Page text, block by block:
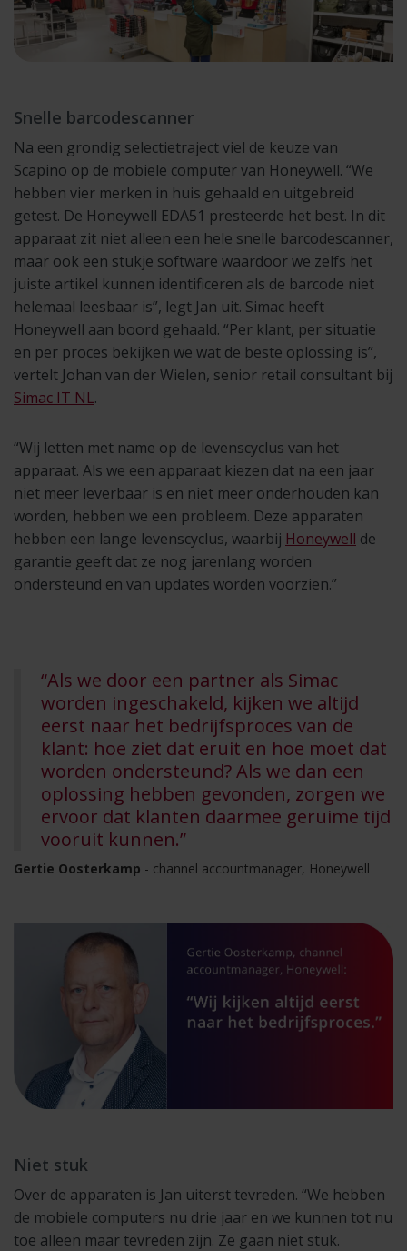
Snelle barcodescanner
Na een grondig selectietraject viel de keuze van
Scapino op de mobiele computer van Honeywell. “We
hebben vier merken in huis gehaald en uitgebreid
getest. De Honeywell EDA51 presteerde het best. In dit
apparaat zit niet alleen een hele snelle barcodescanner,
maar ook een stukje software waardoor we zelfs het
juiste artikel kunnen identificeren als de barcode niet
helemaal leesbaar is”, legt Jan uit. Simac heeft
Honeywell aan boord gehaald. “Per klant, per situatie
en per proces bekijken we wat de beste oplossing is”,
vertelt Johan van der Wielen, senior retail consultant bij
Simac IT NL.
“Wij letten met name op de levenscyclus van het
apparaat. Als we een apparaat kiezen dat na een jaar
niet meer leverbaar is en niet meer onderhouden kan
worden, hebben we een probleem. Deze apparaten
hebben een lange levenscyclus, waarbij Honeywell de
garantie geeft dat ze nog jarenlang worden
ondersteund en van updates worden voorzien.”
“Als we door een partner als Simac
worden ingeschakeld, kijken we altijd
eerst naar het bedrijfsproces van de
klant: hoe ziet dat eruit en hoe moet dat
worden ondersteund? Als we dan een
oplossing hebben gevonden, zorgen we
ervoor dat klanten daarmee geruime tijd
vooruit kunnen.”
Gertie Oosterkamp - channel accountmanager, Honeywell
Niet stuk
Over de apparaten is Jan uiterst tevreden. “We hebben
de mobiele computers nu drie jaar en we kunnen tot nu
toe alleen maar tevreden zijn. Ze gaan niet stuk.